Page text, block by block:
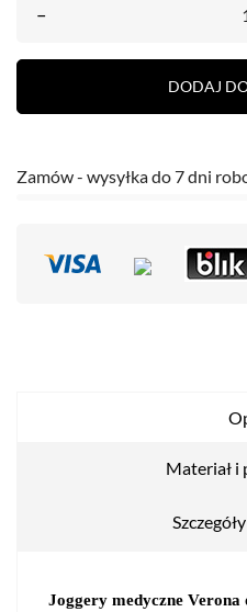
–
DODAJ
Zamów - wysyłka do 7 dni
Materiał i
Joggery medyczne Verona